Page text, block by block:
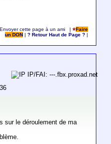
Envoyer cette page à un ami |
Faire
un DON
|? Retour Haut de Page ?
IP/FAI: ---.fbx.proxad.net
sur le déroulement de ma